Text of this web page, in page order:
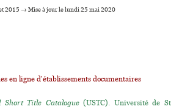
2015 → Mise à jour le lundi 25 mai 2020
en ligne d'établissements documentaires
Short Title Catalogue(USTC). Université de St